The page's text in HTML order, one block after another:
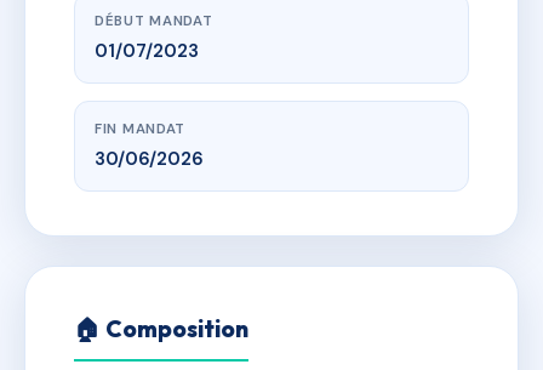
DÉBUT MANDAT
01/07/2023
FIN MANDAT
30/06/2026
🏠 Composition